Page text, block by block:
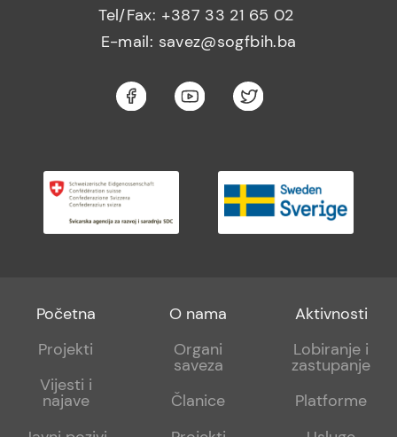
Tel/Fax: +387 33 21 65 02
E-mail: savez@sogfbih.ba
Footer
menu
Početna
Projekti
Vijesti i
najave
Footer
sub
O nama
Organi
saveza
Članice
Footer
sub
Aktivnosti
Lobiranje i
zastupanje
Platforme